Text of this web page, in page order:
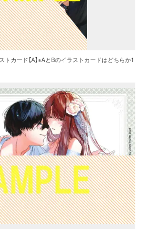
カード【A】※AとBのイラストカードはどちらか1